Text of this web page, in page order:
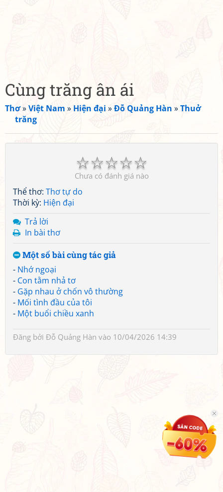
Cùng trăng ân ái
Thơ»Việt Nam » Hiện đại »Đỗ Quảng Hàn »Thuở
trăng
☆
☆
☆
☆
☆
Chưa có đánh giá nào
Thể thơ: Thơ tự do
Thời kỳ: Hiện đại
Trả lời
In bài thơ
Một số bài cùng tác giả
- Nhớ ngoại
- Con tằm nhả tơ
- Gặp nhau ở chốn vô thường
- Mối tình đầu của tôi
- Một buổi chiều xanh
Đăng bởi Đỗ Quảng Hàn vào 10/04/2026 14:39